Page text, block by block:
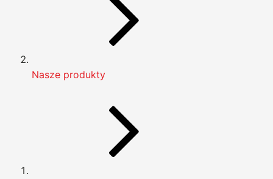
Nasze produkty